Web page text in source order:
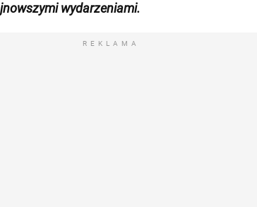
wydarzeniami.
REKLAMA